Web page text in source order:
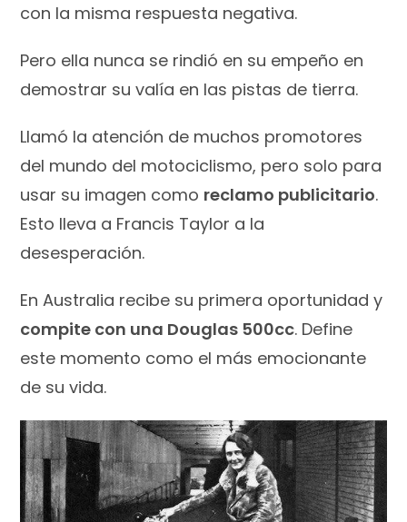
con la misma respuesta negativa.
Pero ella nunca se rindió en su empeño en
demostrar su valía en las pistas de tierra.
Llamó la atención de muchos promotores
del mundo del motociclismo, pero solo para
usar su imagen como reclamo publicitario.
Esto lleva a Francis Taylor a la
desesperación.
En Australia recibe su primera oportunidad y
compite con una Douglas 500cc. Define
este momento como el más emocionante
de su vida.